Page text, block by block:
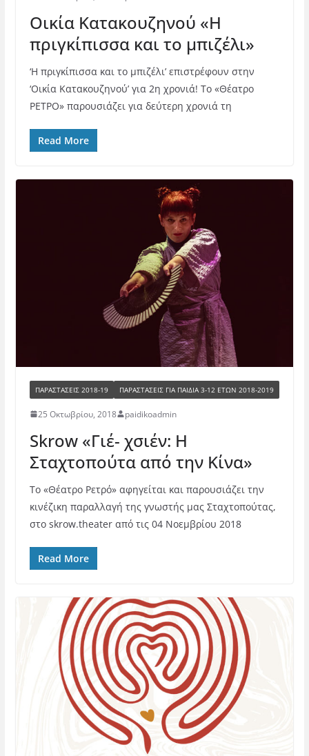
Οικία Κατακουζηνού «Η
πριγκίπισσα και το μπιζέλι»
‘Η πριγκίπισσα και το μπιζέλι’ επιστρέφουν στην
‘Οικία Κατακουζηνού’ για 2η χρονιά! Το «Θέατρο
ΡΕΤΡΟ» παρουσιάζει για δεύτερη χρονιά τη
Read More
ΠΑΡΑΣΤΑΣΕΙΣ 2018-19 ΠΑΡΑΣΤΆΣΕΙΣ ΓΙΑ ΠΑΙΔΙΆ 3-12 ΕΤΏΝ 2018-2019
25 Οκτωβρίου, 2018 paidikoadmin
Skrow «Γιέ- χσιέν: H
Σταχτοπούτα από την Κίνα»
Το «Θέατρο Ρετρό» αφηγείται και παρουσιάζει την
κινέζικη παραλλαγή της γνωστής μας Σταχτοπούτας,
στο skrow.theater από τις 04 Νοεμβρίου 2018
Read More